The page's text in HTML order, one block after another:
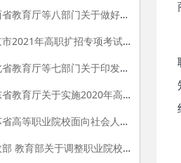
山西省教育厅等八部门关于做好2021年高职扩招专项工作的通知
北京市2021年高职扩招专项考试招生工作通知
湖北省教育厅等七部门关于印发《2019年湖北省高职扩招专项工作方案》的通知
广东省教育厅关于实施2020年高职扩招专项行动有关工作的通知
江苏省高等职业院校面向社会人员开展全日制学历教育试行办法
财政部 教育部关于调整职业院校奖助学金政策的通知